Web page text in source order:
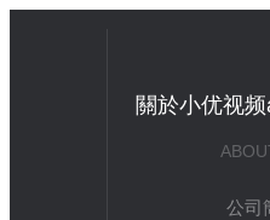
關於小优视
公司